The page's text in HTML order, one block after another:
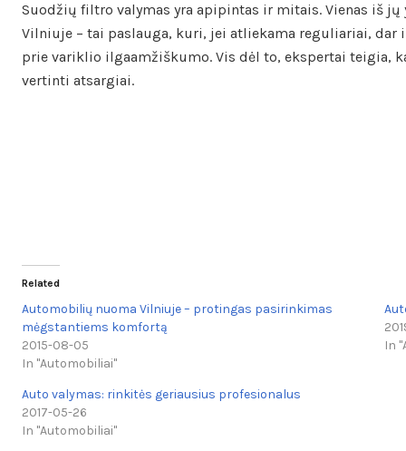
Suodžių filtro valymas yra apipintas ir mitais. Vienas iš
Vilniuje – tai paslauga, kuri, jei atliekama reguliariai,
prie variklio ilgaamžiškumo. Vis dėl to, ekspertai teigia,
vertinti atsargiai.
Related
Automobilių nuoma Vilniuje – protingas pasirinkimas
mėgstantiems komfortą
2015-08-05
In "Automobiliai"
In
Auto valymas: rinkitės geriausius profesionalus
2017-05-26
In "Automobiliai"